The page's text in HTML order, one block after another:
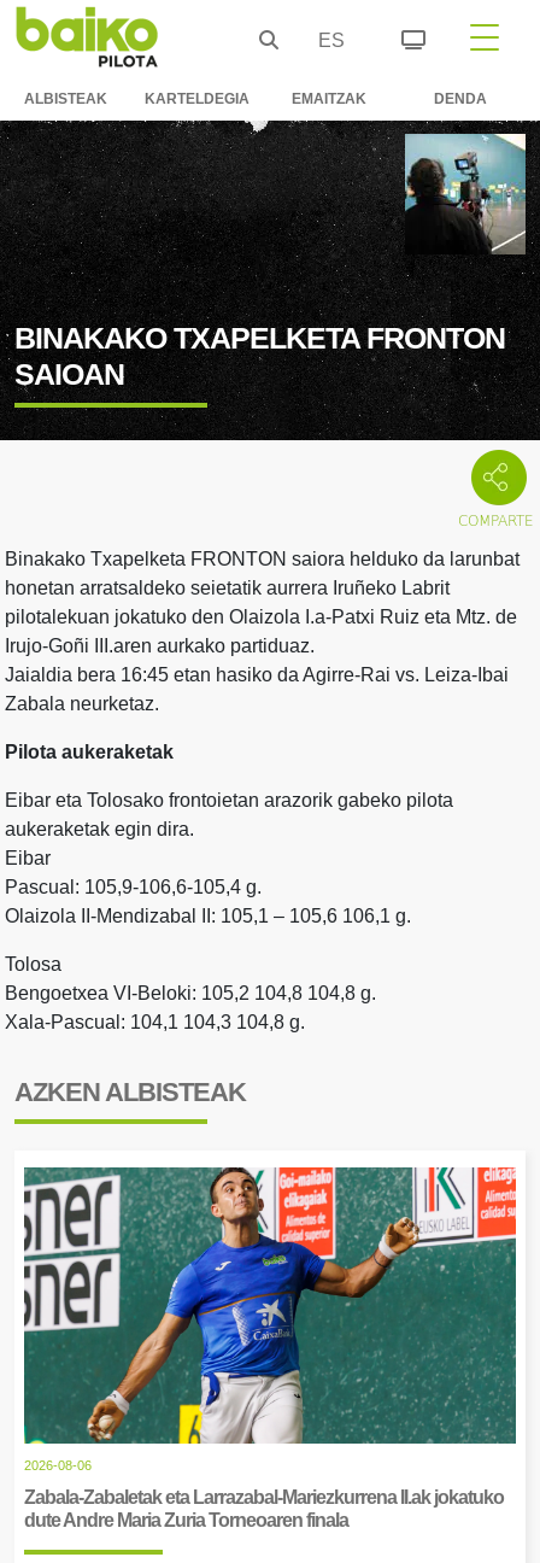
ES
ALBISTEAK KARTELDEGIA EMAITZAK DENDA
BINAKAKO TXAPELKETA FRONTON
SAIOAN
Binakako Txapelketa FRONTON saiora helduko da larunbat
honetan arratsaldeko seietatik aurrera Iruñeko Labrit
pilotalekuan jokatuko den Olaizola I.a-Patxi Ruiz eta Mtz. de
Irujo-Goñi III.aren aurkako partiduaz.
Jaialdia bera 16:45 etan hasiko da Agirre-Rai vs. Leiza-Ibai
Zabala neurketaz.
Pilota aukeraketak
Eibar eta Tolosako frontoietan arazorik gabeko pilota
aukeraketak egin dira.
Eibar
Pascual: 105,9-106,6-105,4 g.
Olaizola II-Mendizabal II: 105,1 – 105,6 106,1 g.
Tolosa
Bengoetxea VI-Beloki: 105,2 104,8 104,8 g.
Xala-Pascual: 104,1 104,3 104,8 g.
AZKEN ALBISTEAK
2026-08-06
Zabala-Zabaletak eta Larrazabal-Mariezkurrena II.ak jokatuko
dute Andre Maria Zuria Torneoaren finala